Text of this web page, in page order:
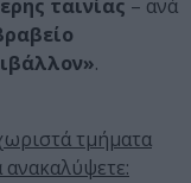
ταινίας – ανά
.
τμήματα